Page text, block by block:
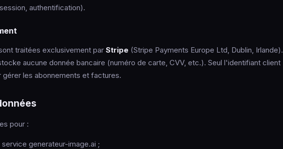
authentification).
traitées exclusivement par Stripe (Stripe Payments Europe Ltd, Dublin, Irlande).
aucune donnée bancaire (numéro de carte, CVV, etc.). Seul l'identifiant client
les abonnements et factures.
pour :
generateur-image.ai ;